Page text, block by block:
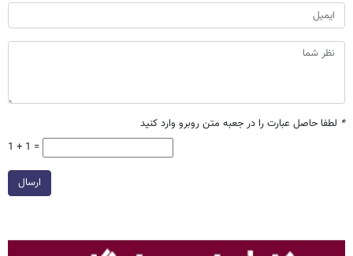
* لطفا حاصل عبارت را در جعبه متن روبرو وارد کنید
1 + 1 =
ارسال